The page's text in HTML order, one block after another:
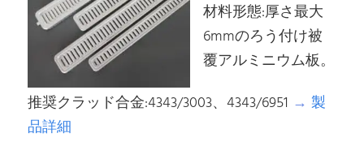
材料形態:厚さ最大
6mmのろう付け被
覆アルミニウム板。
推奨クラッド合金:4343/3003、4343/6951 →製
品詳細